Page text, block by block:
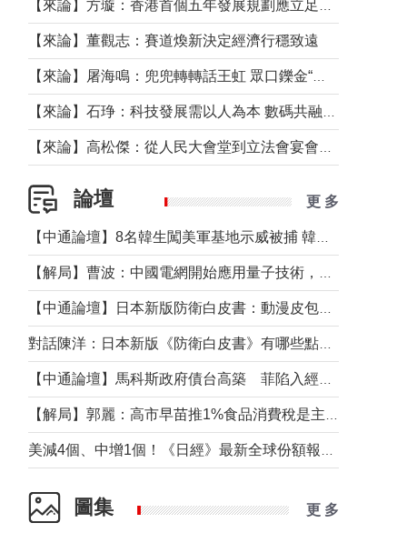
【來論】董觀志：賽道煥新決定經濟行穩致遠
論壇 更 多
圖集 更 多